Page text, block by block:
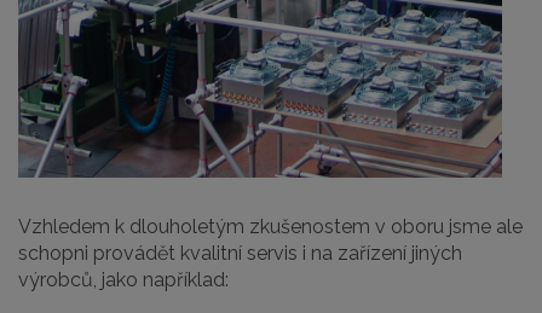
Vzhledem k dlouholetým zkušenostem v oboru jsme ale
schopni provádět kvalitní servis i na zařízení jiných
výrobců, jako například: